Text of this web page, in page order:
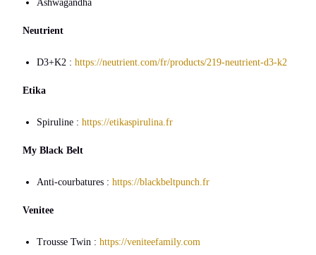
Ashwagandha
Neutrient
D3+K2 :https://neutrient.com/fr/products/219-neutrient-d3-k2
Etika
Spiruline :https://etikaspirulina.fr
My Black Belt
Anti-courbatures :https://blackbeltpunch.fr
Venitee
Trousse Twin :https://veniteefamily.com